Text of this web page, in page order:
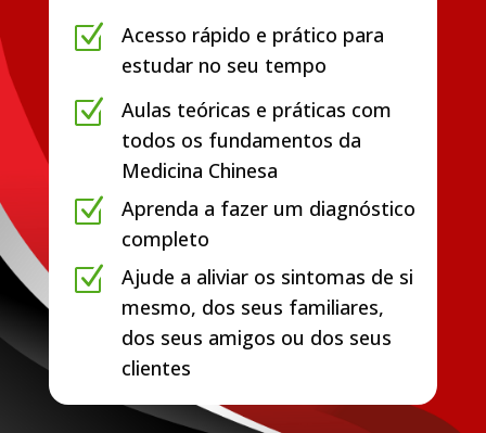
Z
Acesso rápido e prático para
estudar no seu tempo
Z
Aulas teóricas e práticas com
todos os fundamentos da
Medicina Chinesa
Z
Aprenda a fazer um diagnóstico
completo
Z
Ajude a aliviar os sintomas de si
mesmo, dos seus familiares,
dos seus amigos ou dos seus
clientes